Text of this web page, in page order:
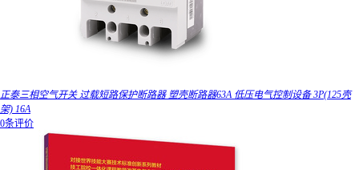
正泰三相空气开关 过载短路保护断路器 塑壳断路器63A 低压电气控制设备 3P(125壳
架) 16A
0条评价